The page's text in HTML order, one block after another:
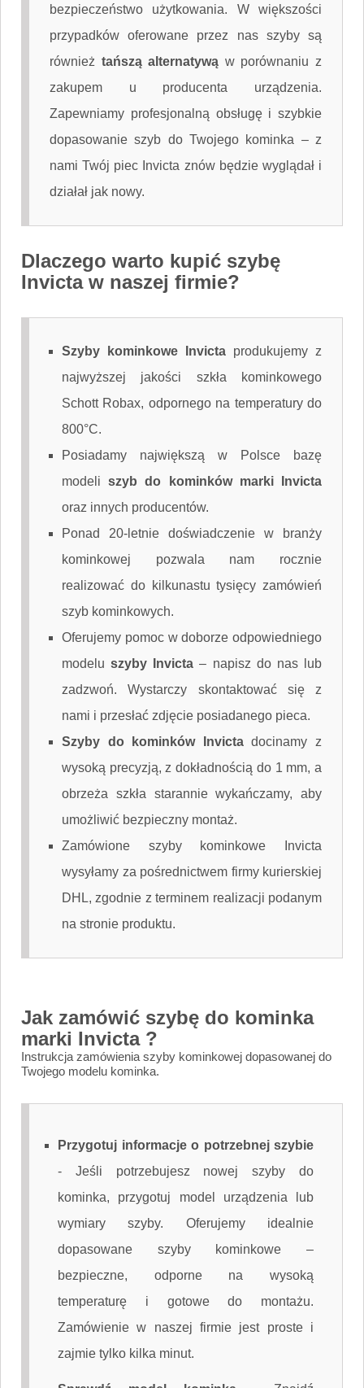
bezpieczeństwo użytkowania. W większości
przypadków oferowane przez nas szyby są
również tańszą alternatywą w porównaniu z
zakupem u producenta urządzenia.
Zapewniamy profesjonalną obsługę i szybkie
dopasowanie szyb do Twojego kominka – z
nami Twój piec Invicta znów będzie wyglądał i
działał jak nowy.
Dlaczego warto kupić szybę
Invicta w naszej firmie?
Szyby kominkowe Invicta produkujemy z
najwyższej jakości szkła kominkowego
Schott Robax, odpornego na temperatury do
800°C.
Posiadamy największą w Polsce bazę
modeliszyb do kominków marki Invicta
oraz innych producentów.
Ponad 20-letnie doświadczenie w branży
kominkowej pozwala nam rocznie
realizować do kilkunastu tysięcy zamówień
szyb kominkowych.
Oferujemy pomoc w doborze odpowiedniego
modeluszyby Invicta – napisz do naslub
zadzwoń. Wystarczy skontaktować się z
nami i przesłać zdjęcie posiadanego pieca.
Szyby do kominków Invictadocinamy z
wysoką precyzją, z dokładnością do 1 mm, a
obrzeża szkła starannie wykańczamy, aby
umożliwić bezpieczny montaż.
Zamówione szyby kominkowe Invicta
wysyłamy za pośrednictwem firmy kurierskiej
DHL, zgodnie z terminem realizacji podanym
na stronie produktu.
Jak zamówić szybę do kominka
marki Invicta ?
Instrukcja zamówienia szyby kominkowej dopasowanej do
Twojego modelu kominka.
Przygotuj informacje o potrzebnej szybie
- Jeśli potrzebujesz nowej szyby do
kominka, przygotuj model urządzenia lub
wymiary szyby. Oferujemy idealnie
dopasowane szyby kominkowe –
bezpieczne, odporne na wysoką
temperaturę i gotowe do montażu.
Zamówienie w naszej firmie jest proste i
zajmie tylko kilka minut.